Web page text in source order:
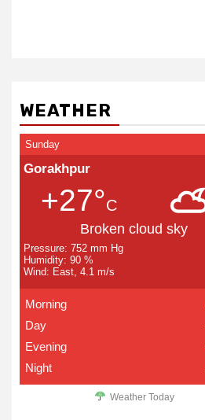
WEATHER
Sunday
Gorakhpur
+27°C
Broken cloud sky
Pressure: 752 mm Hg
Humidity: 90 %
Wind: East, 4.1 m/s
Morning
Day
Evening
Night
Weather Today